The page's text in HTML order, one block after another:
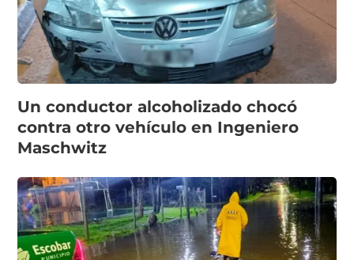
Un conductor alcoholizado chocó
contra otro vehículo en Ingeniero
Maschwitz